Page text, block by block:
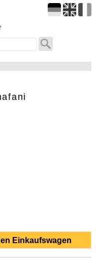
Einkaufswagen